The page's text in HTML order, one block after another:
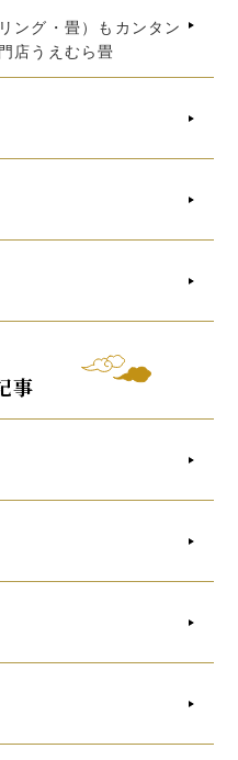
ング・畳）もカンタン
店うえむら畳
事